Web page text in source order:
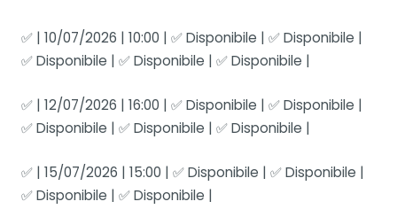
✅ | 10/07/2026 | 10:00 | ✅ Disponibile | ✅ Disponibile |
✅ Disponibile | ✅ Disponibile | ✅ Disponibile |
✅ | 12/07/2026 | 16:00 | ✅ Disponibile | ✅ Disponibile |
✅ Disponibile | ✅ Disponibile | ✅ Disponibile |
✅ | 15/07/2026 | 15:00 | ✅ Disponibile | ✅ Disponibile |
✅ Disponibile | ✅ Disponibile |